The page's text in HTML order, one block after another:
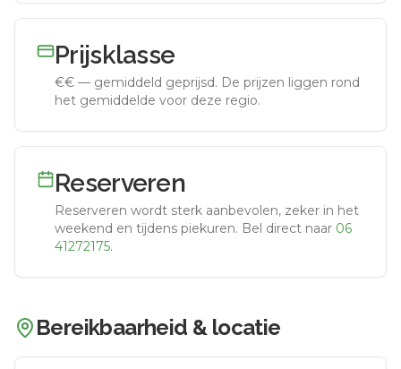
Prijsklasse
€€ — gemiddeld geprijsd. De prijzen liggen rond
het gemiddelde voor deze regio.
Reserveren
Reserveren wordt sterk aanbevolen, zeker in het
weekend en tijdens piekuren. Bel direct naar 06
41272175.
Bereikbaarheid & locatie